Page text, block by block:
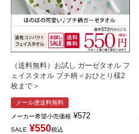
（送料無料）お試し ガーゼタオル フ
ェイスタオル プチ柄＜おひとり様2
枚まで＞
メール便送料無料
メーカー希望小売価格 ¥572
SALE ¥550税込